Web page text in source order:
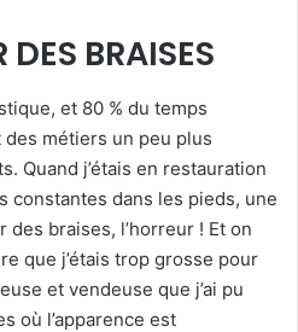
BRAISES
et 80 % du temps
des métiers un peu plus
Quand j’étais en restauration
constantes dans les pieds, une
braises, l’horreur ! Et on
que j’étais trop grosse pour
et vendeuse que j’ai pu
où l’apparence est